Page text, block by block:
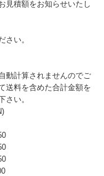
見積額をお知らせいたし
さい。
動計算されませんのでご
送料を含めた合計金額を
い。